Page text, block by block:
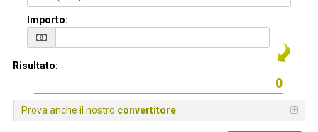
Importo:
Risultato:
Prova anche il nostro convertitore